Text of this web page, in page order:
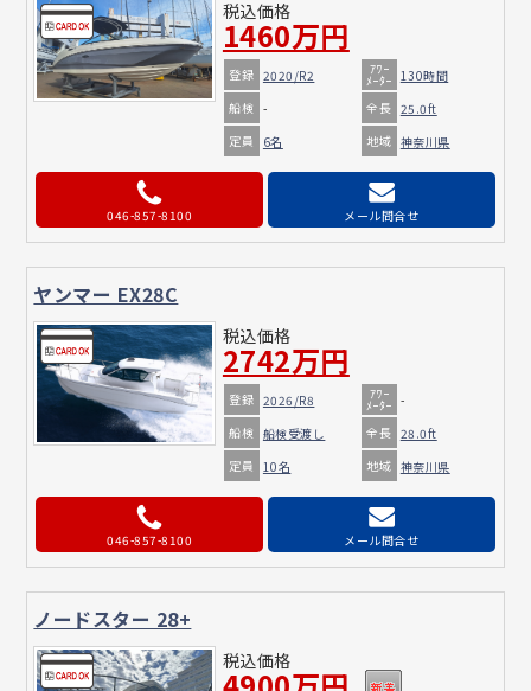
税込価格
1460万円
登録 2020/R2 ｱﾜｰ
ﾒｰﾀｰ 130時間
船検 - 全長 25.0ft
定員
6名 地域 神奈川県
046-857-8100 メール問合せ
ヤンマー EX28C
税込価格
2742万円
登録 2026/R8 ｱﾜｰ
ﾒｰﾀｰ -
船検 船検受渡し 全長 28.0ft
定員 10名 地域 神奈川県
046-857-8100 メール問合せ
ノードスター 28+
税込価格